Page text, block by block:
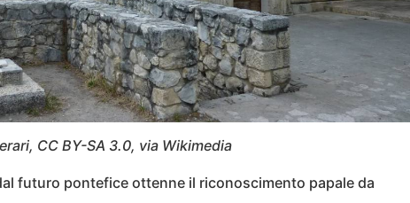
CC BY-SA 3.0, via Wikimedia
futuro pontefice ottenne il riconoscimento papale da